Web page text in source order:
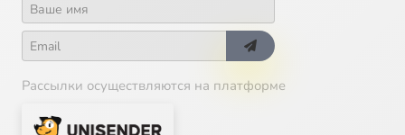
Рассылки осуществляются на платформе